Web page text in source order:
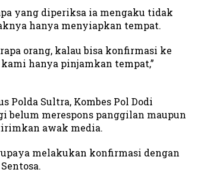
yang diperiksa ia mengaku tidak
hanya menyiapkan tempat.
orang, kalau bisa konfirmasi ke
hanya pinjamkan tempat,”
Polda Sultra, Kombes Pol Dodi
belum merespons panggilan maupun
awak media.
melakukan konfirmasi dengan